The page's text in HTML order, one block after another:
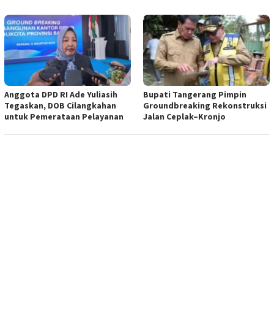
Anggota DPD RI Ade Yuliasih
Tegaskan, DOB Cilangkahan
untuk Pemerataan Pelayanan
Bupati Tangerang Pimpin
Groundbreaking Rekonstruksi
Jalan Ceplak–Kronjo